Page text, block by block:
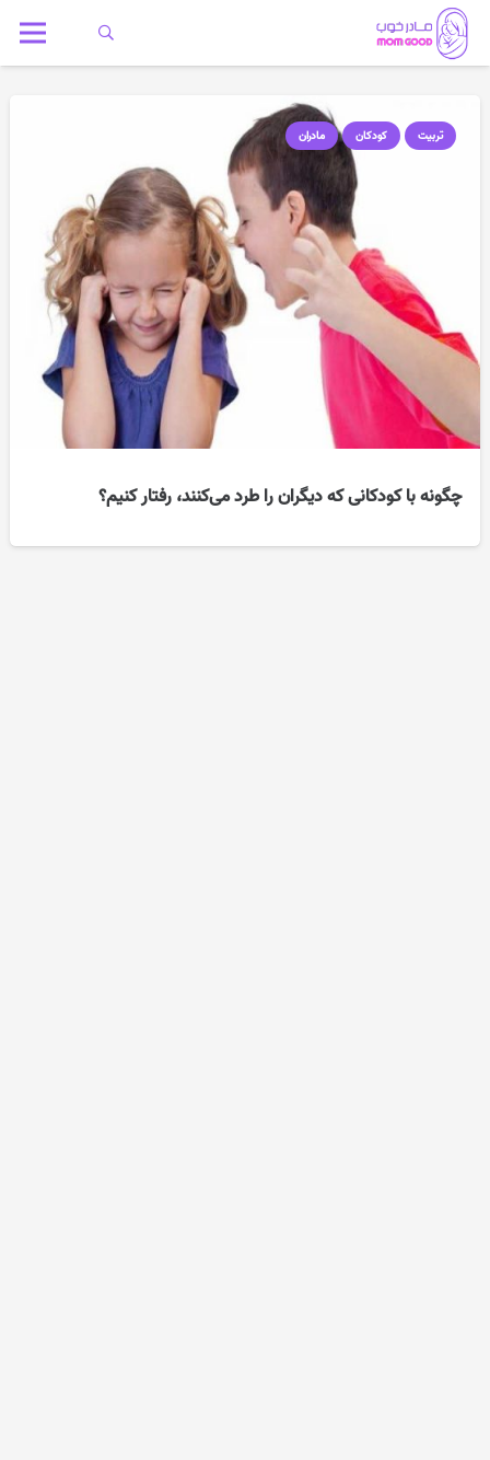
تربیت کودکان مادران
چگونه با کودکانی که دیگران را طرد می‌کنند، رفتار کنیم؟